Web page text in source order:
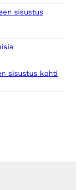
sisustus
sisustus kohti